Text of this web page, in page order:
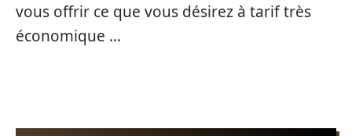
vous offrir ce que vous désirez à tarif très
économique …